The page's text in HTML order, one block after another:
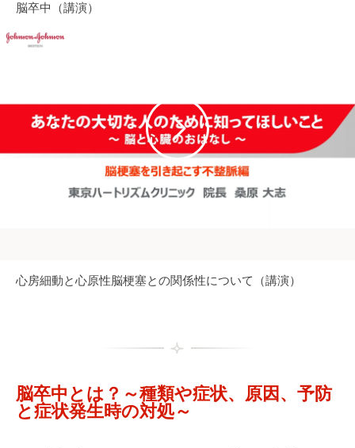
脳卒中（講演）
心房細動と心原性脳梗塞との関係性について（講演）
脳卒中とは？～種類や症状、原因、予防
と症状発生時の対処～